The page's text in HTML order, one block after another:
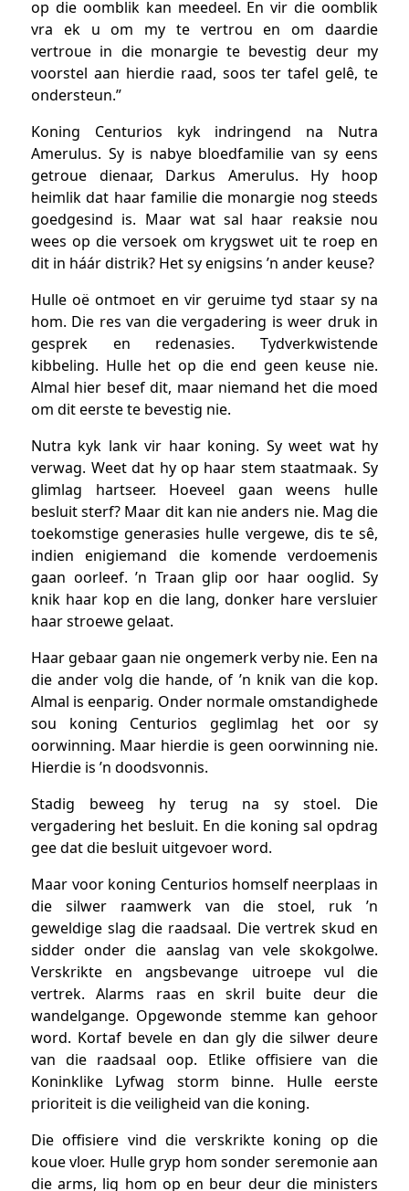
op die oomblik kan meedeel. En vir die oomblik
vra ek u om my te vertrou en om daardie
vertroue in die monargie te bevestig deur my
voorstel aan hierdie raad, soos ter tafel gelê, te
ondersteun.”
Koning Centurios kyk indringend na Nutra
Amerulus. Sy is nabye bloedfamilie van sy eens
getroue dienaar, Darkus Amerulus. Hy hoop
heimlik dat haar familie die monargie nog steeds
goedgesind is. Maar wat sal haar reaksie nou
wees op die versoek om krygswet uit te roep en
dit in háár distrik? Het sy enigsins ’n ander keuse?
Hulle oë ontmoet en vir geruime tyd staar sy na
hom. Die res van die vergadering is weer druk in
gesprek en redenasies. Tydverkwistende
kibbeling. Hulle het op die end geen keuse nie.
Almal hier besef dit, maar niemand het die moed
om dit eerste te bevestig nie.
Nutra kyk lank vir haar koning. Sy weet wat hy
verwag. Weet dat hy op haar stem staatmaak. Sy
glimlag hartseer. Hoeveel gaan weens hulle
besluit sterf? Maar dit kan nie anders nie. Mag die
toekomstige generasies hulle vergewe, dis te sê,
indien enigiemand die komende verdoemenis
gaan oorleef. ’n Traan glip oor haar ooglid. Sy
knik haar kop en die lang, donker hare versluier
haar stroewe gelaat.
Haar gebaar gaan nie ongemerk verby nie. Een na
die ander volg die hande, of ’n knik van die kop.
Almal is eenparig. Onder normale omstandighede
sou koning Centurios geglimlag het oor sy
oorwinning. Maar hierdie is geen oorwinning nie.
Hierdie is ’n doodsvonnis.
Stadig beweeg hy terug na sy stoel. Die
vergadering het besluit. En die koning sal opdrag
gee dat die besluit uitgevoer word.
Maar voor koning Centurios homself neerplaas in
die silwer raamwerk van die stoel, ruk ’n
geweldige slag die raadsaal. Die vertrek skud en
sidder onder die aanslag van vele skokgolwe.
Verskrikte en angsbevange uitroepe vul die
vertrek. Alarms raas en skril buite deur die
wandelgange. Opgewonde stemme kan gehoor
word. Kortaf bevele en dan gly die silwer deure
van die raadsaal oop. Etlike offisiere van die
Koninklike Lyfwag storm binne. Hulle eerste
prioriteit is die veiligheid van die koning.
Die offisiere vind die verskrikte koning op die
koue vloer. Hulle gryp hom sonder seremonie aan
die arms, lig hom op en beur deur die ministers